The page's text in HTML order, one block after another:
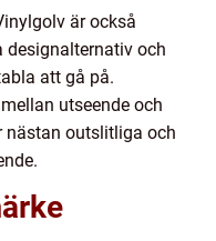
är också
designalternativ och
att gå på.
utseende och
nästan outslitliga och